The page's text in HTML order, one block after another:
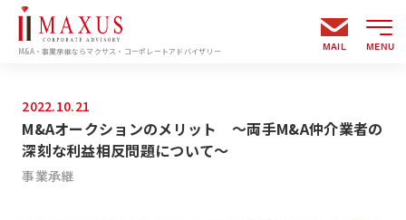
M&A・事業承継ならマクサス・コーポレートアドバイザリー MAIL MENU
2022.10.21
M&Aオークションのメリット ～両手M&A仲介業者の
深刻な利益相反問題について～
事業承継